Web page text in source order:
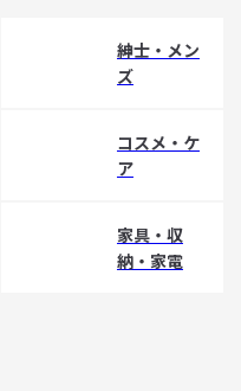
紳士・メン
ズ
コスメ・ケ
ア
家具・収
納・家電